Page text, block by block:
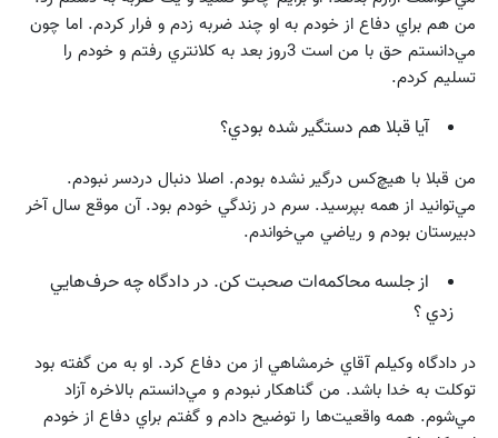
من هم براي دفاع از خودم به او چند ضربه زدم و فرار كردم. اما چون
مي‌دانستم حق با من است 3روز بعد به كلانتري رفتم و خودم را
تسليم كردم.
آيا قبلا هم دستگير شده بودي؟
من قبلا با هيچ‌كس درگير نشده بودم. اصلا دنبال دردسر نبودم.
مي‌توانيد از همه بپرسيد. سرم در زندگي خودم بود. آن موقع سال آخر
دبيرستان بودم و رياضي مي‌خواندم.
از جلسه محاكمه‌ات صحبت كن. در دادگاه چه حرف‌هايي
زدي ؟
در دادگاه وكيلم آقاي خرمشاهي از من دفاع كرد. او به من گفته بود
توكلت به خدا باشد. من گناهكار نبودم و مي‌دانستم بالاخره آزاد
مي‌شوم. همه واقعيت‌ها را توضيح دادم و گفتم براي دفاع از خودم